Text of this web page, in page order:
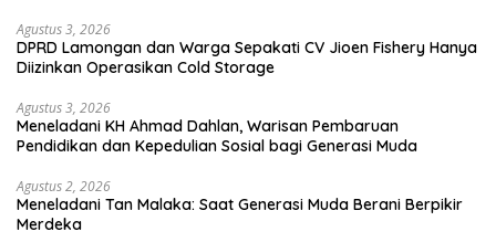
Agustus 3, 2026
DPRD Lamongan dan Warga Sepakati CV Jioen Fishery Hanya
Diizinkan Operasikan Cold Storage
Agustus 3, 2026
Meneladani KH Ahmad Dahlan, Warisan Pembaruan
Pendidikan dan Kepedulian Sosial bagi Generasi Muda
Agustus 2, 2026
Meneladani Tan Malaka: Saat Generasi Muda Berani Berpikir
Merdeka